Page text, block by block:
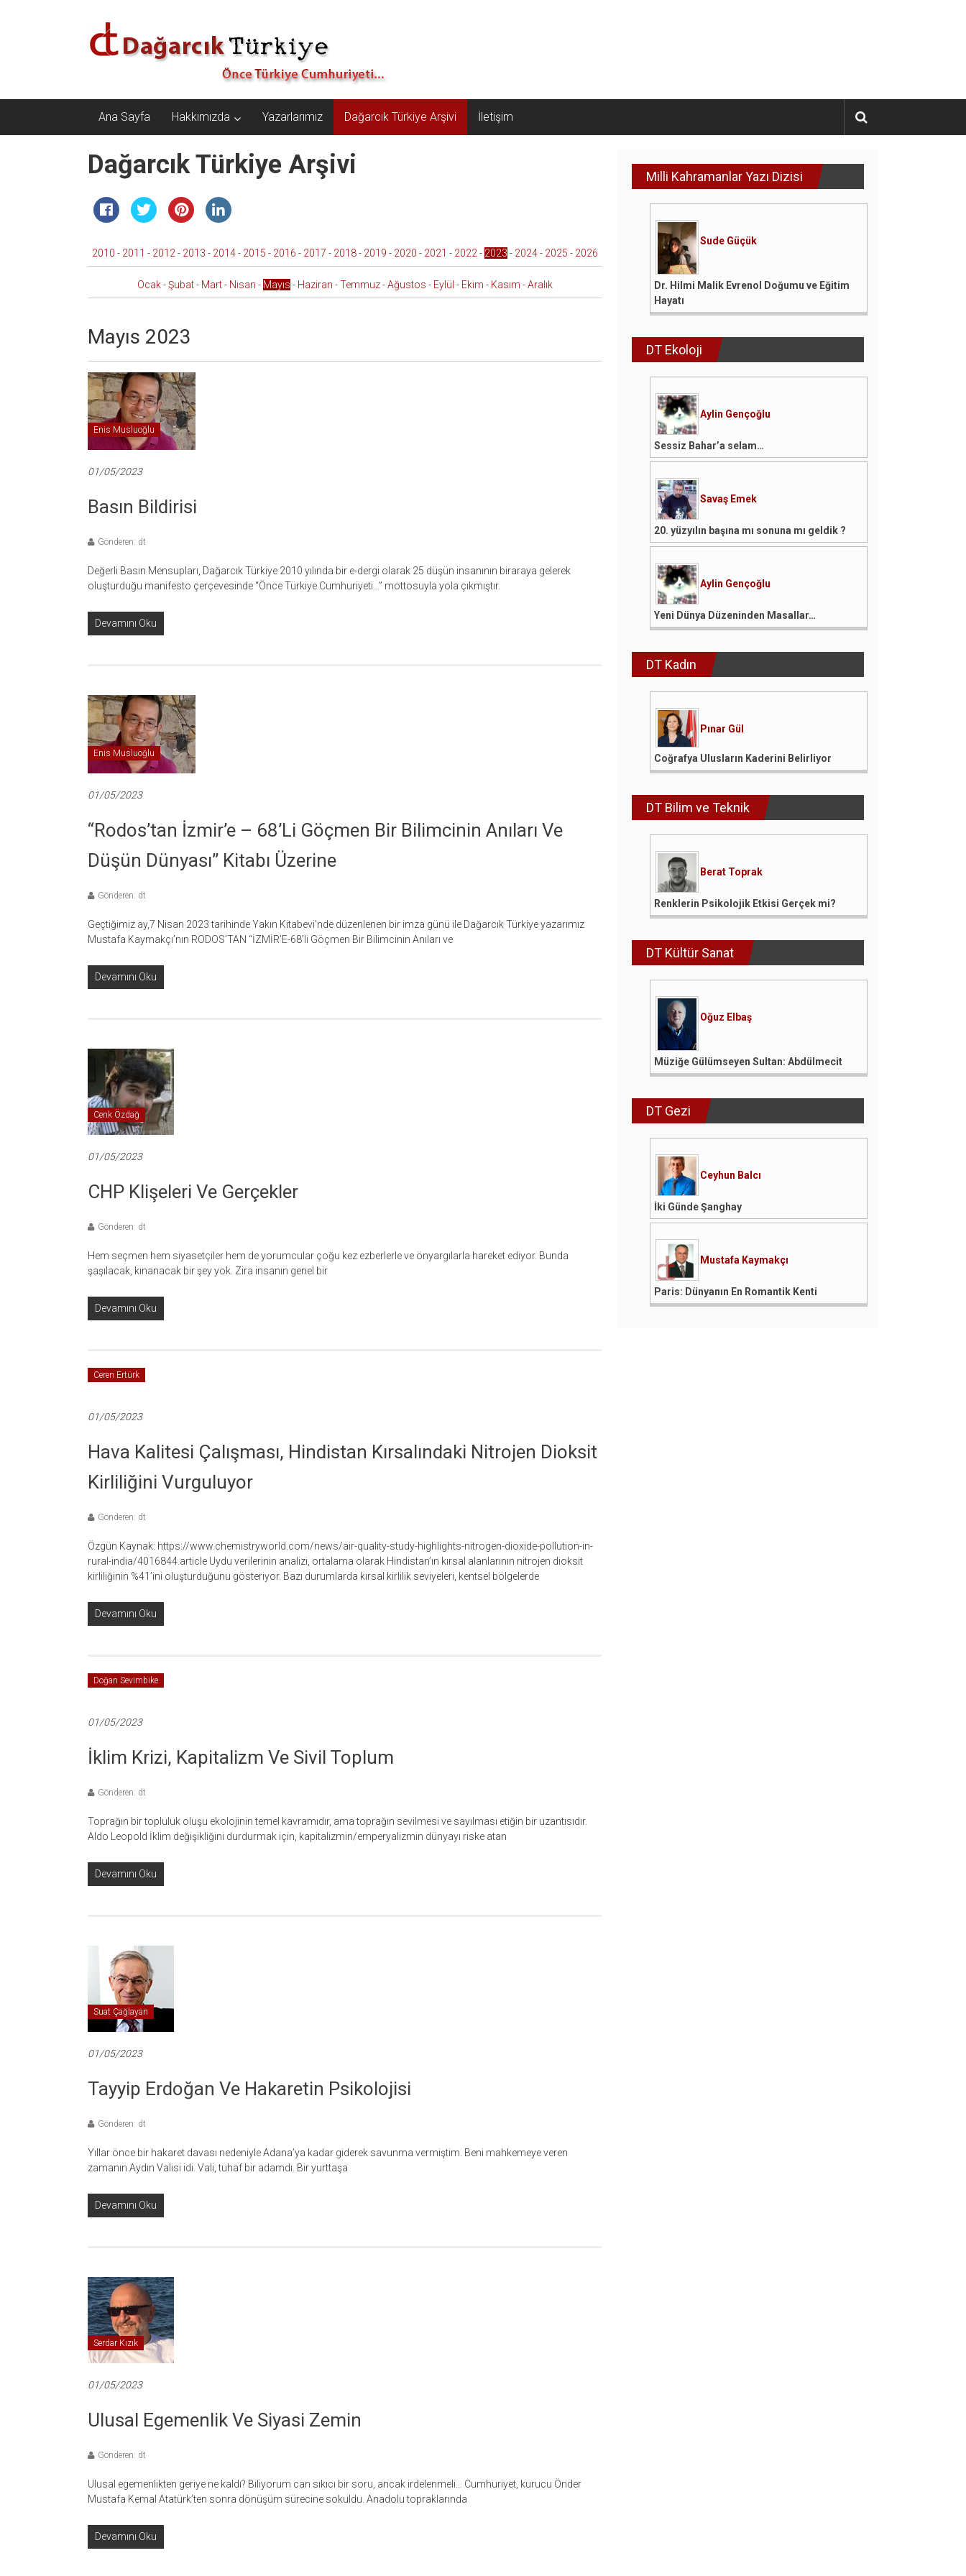
Dağarcık
Türkiye
Türkiye
Cumhuriyeti…
Ana Sayfa Hakkımızda Yazarlarımız Dağarcık Türkiye Arşivi İletişim
Dağarcık Türkiye Arşivi
2010 - 2011 - 2012 - 2013 - 2014- 2015 - 2016 - 2017 - 2018- 2019 - 2020 - 2021 - 2022 - 2023 - 2024- 2025 - 2026
Ocak-Şubat- Mart- Nisan - Mayıs - Haziran -Temmuz-Ağustos - Eylül - Ekim - Kasım -Aralık
Mayıs 2023
Enis Musluoğlu
01/05/2023
Basın Bildirisi
Gönderen: dt
Değerli Basın Mensupları, Dağarcık Türkiye 2010 yılında bir e-dergi olarak 25 düşün insanının biraraya gelerek
oluşturduğu manifesto çerçevesinde “Önce Türkiye Cumhuriyeti…” mottosuyla yola çıkmıştır.
Devamını Oku
Enis Musluoğlu
01/05/2023
“Rodos’tan İzmir’e – 68’li Göçmen Bir Bilimcinin Anıları Ve
Düşün Dünyası” Kitabı Üzerine
Gönderen: dt
Geçtiğimiz ay,7 Nisan 2023 tarihinde Yakın Kitabevi’nde düzenlenen bir imza günü ile Dağarcık Türkiye yazarımız
Mustafa Kaymakçı’nın RODOS’TAN “İZMİR’E-68’li Göçmen Bir Bilimcinin Anıları ve
Devamını Oku
Cenk Özdağ
01/05/2023
CHP Klişeleri Ve Gerçekler
Gönderen: dt
Hem seçmen hem siyasetçiler hem de yorumcular çoğu kez ezberlerle ve önyargılarla hareket ediyor. Bunda
şaşılacak, kınanacak bir şey yok. Zira insanın genel bir
Devamını Oku
Ceren Ertürk
01/05/2023
Hava Kalitesi Çalışması, Hindistan Kırsalındaki Nitrojen Dioksit
Kirliliğini Vurguluyor
Gönderen: dt
Özgün Kaynak: https://www.chemistryworld.com/news/air-quality-study-highlights-nitrogen-dioxide-pollution-in-
rural-india/4016844.article Uydu verilerinin analizi, ortalama olarak Hindistan’ın kırsal alanlarının nitrojen dioksit
kirliliğinin %41’ini oluşturduğunu gösteriyor. Bazı durumlarda kırsal kirlilik seviyeleri, kentsel bölgelerde
Devamını Oku
Doğan Sevimbike
01/05/2023
İklim Krizi, Kapitalizm Ve Sivil Toplum
Gönderen: dt
Toprağın bir topluluk oluşu ekolojinin temel kavramıdır, ama toprağın sevilmesi ve sayılması etiğin bir uzantısıdır.
Aldo Leopold İklim değişikliğini durdurmak için, kapitalizmin/emperyalizmin dünyayı riske atan
Devamını Oku
Suat Çağlayan
01/05/2023
Tayyip Erdoğan Ve Hakaretin Psikolojisi
Gönderen: dt
Yıllar önce bir hakaret davası nedeniyle Adana’ya kadar giderek savunma vermiştim. Beni mahkemeye veren
zamanın Aydın Valisi idi. Vali, tuhaf bir adamdı. Bir yurttaşa
Devamını Oku
Serdar Kızık
01/05/2023
Ulusal Egemenlik Ve Siyasi Zemin
Gönderen: dt
Ulusal egemenlikten geriye ne kaldı? Biliyorum can sıkıcı bir soru, ancak irdelenmeli… Cumhuriyet, kurucu Önder
Mustafa Kemal Atatürk’ten sonra dönüşüm sürecine sokuldu. Anadolu topraklarında
Devamını Oku
Milli Kahramanlar Yazı Dizisi
Sude Güçük
Dr. Hilmi Malik Evrenol Doğumu ve Eğitim
Hayatı
DT Ekoloji
Aylin Gençoğlu
Sessiz Bahar’a selam…
Savaş Emek
20. yüzyılın başına mı sonuna mı geldik ?
Aylin Gençoğlu
Yeni Dünya Düzeninden Masallar…
DT Kadın
Pınar Gül
Coğrafya Ulusların Kaderini Belirliyor
DT Bilim ve Teknik
Berat Toprak
Renklerin Psikolojik Etkisi Gerçek mi?
DT Kültür Sanat
Oğuz Elbaş
Müziğe Gülümseyen Sultan: Abdülmecit
DT Gezi
Ceyhun Balcı
İki Günde Şanghay
Mustafa Kaymakçı
Paris: Dünyanın En Romantik Kenti